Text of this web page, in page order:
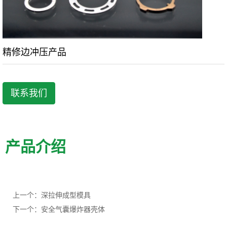
精修边冲压产品
联系我们
产品介绍
上一个：深拉伸成型模具
下一个：安全气囊爆炸器壳体